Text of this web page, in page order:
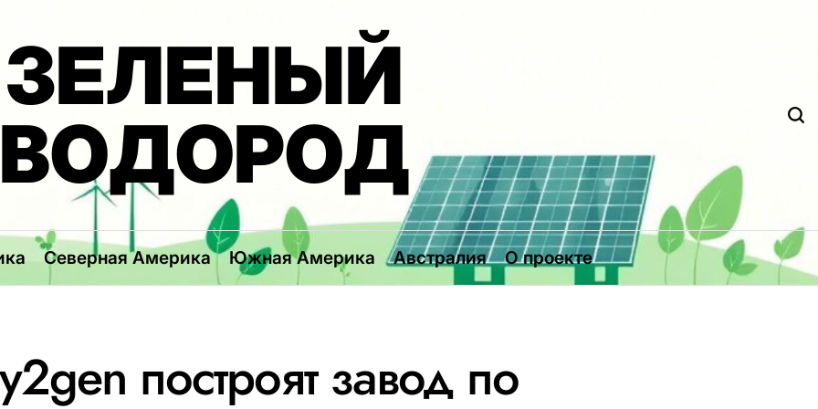
ЗЕЛЕНЫЙ
ВОДОРОД
Северная Америка Южная Америка Австралия О проекте
построят завод по